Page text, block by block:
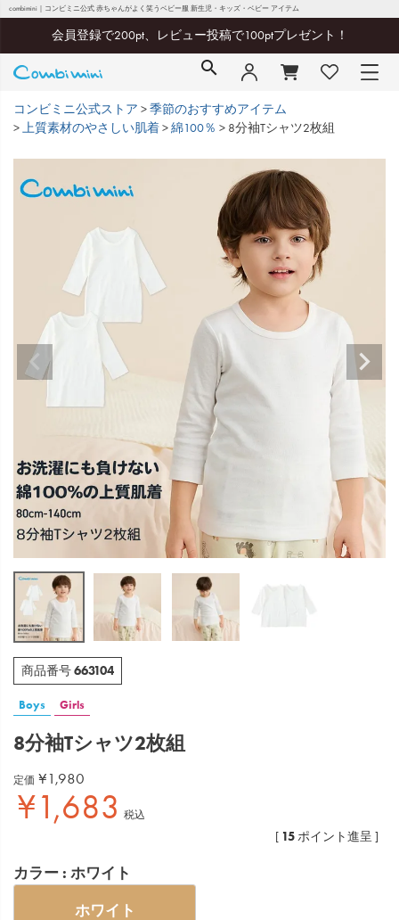
combimini｜コンビミニ公式 赤ちゃんがよく笑うベビー服 新生児・キッズ・ベビー アイテム
会員登録で200pt、レビュー投稿で100ptプレゼント！
コンビミニ公式ストア
季節のおすすめアイテム
上質素材のやさしい肌着
綿100％ 8分袖Tシャツ2枚組
商品番号663104
Boys Girls
8分袖Tシャツ2枚組
定価 ¥ 1,980
¥1,683 税込
[ 15ポイント進呈 ]
カラー ホワイト
ホワイト